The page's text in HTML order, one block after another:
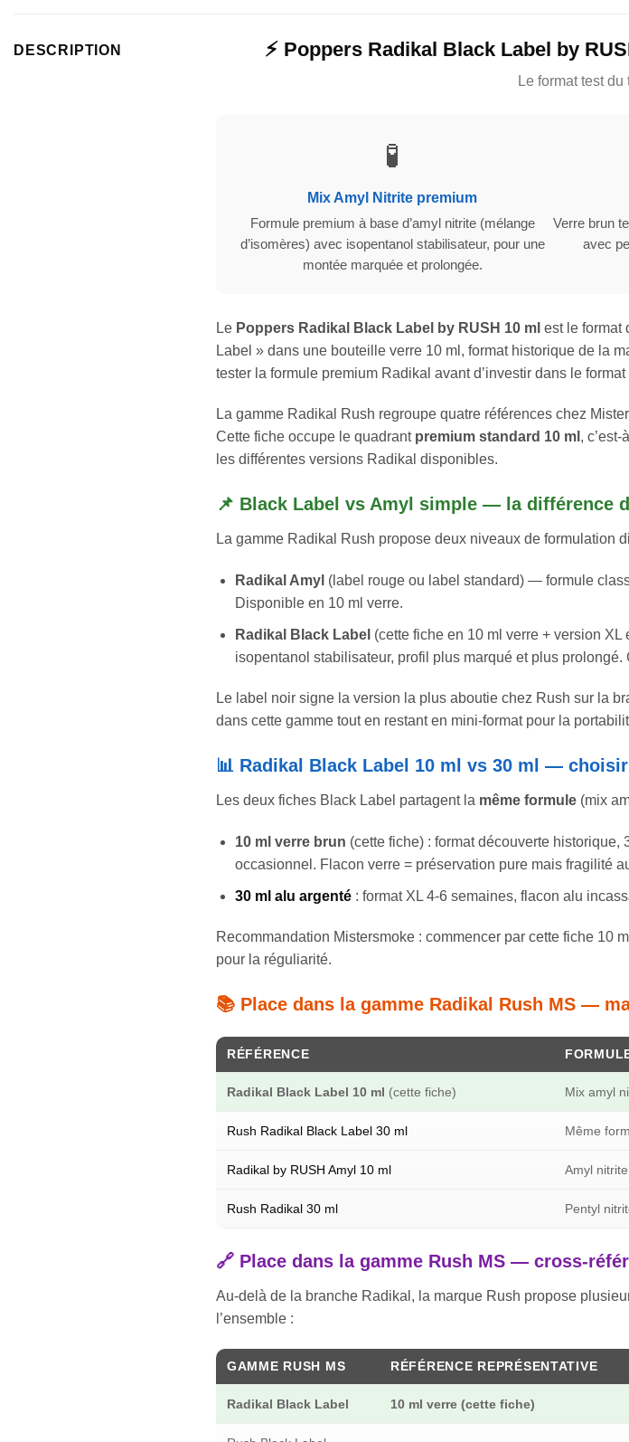
DESCRIPTION ⚡ Poppers Radikal Black Label by
Le format test
🧪
Mix Amyl Nitrite premium
Formule premium à base d’amyl nitrite (mélange
d’isomères) avec isopentanol stabilisateur, pour une
montée marquée et prolongée.
Verre brun
avec
Le Poppers Radikal Black Label by RUSH 10 ml est le format
Label » dans une bouteille verre 10 ml, format historique de la
tester la formule premium Radikal avant d’investir dans le
La gamme Radikal Rush regroupe quatre références chez
Cette fiche occupe le quadrant premium standard 10 ml ,
les différentes versions Radikal disponibles.
📌 Black Label vs Amyl simple — la différence
La gamme Radikal Rush propose deux niveaux de formulation
Radikal Amyl (label rouge ou label standard) — formule
Disponible en 10 ml verre.
Radikal Black Label (cette fiche en 10 ml verre + version
isopentanol stabilisateur, profil plus marqué et plus
Le label noir signe la version la plus aboutie chez Rush sur la
dans cette gamme tout en restant en mini-format pour la
📊 Radikal Black Label 10 ml vs 30 ml —
Les deux fiches Black Label partagent la même formule (mix
10 ml verre brun (cette fiche) : format découverte
occasionnel. Flacon verre = préservation pure mais fragilité
30 ml alu argenté: format XL 4-6 semaines, flacon alu
Recommandation Mistersmoke : commencer par cette fiche 10
pour la réguliarité.
📚 Place dans la gamme Radikal Rush MS —
RÉFÉRENCE
Radikal Black Label 10 ml (cette fiche) Mix amyl
Rush Radikal Black Label 30 ml Même
Radikal by RUSH Amyl 10 ml Amyl
Rush Radikal 30 ml Pentyl
🔗 Place dans la gamme Rush MS — cross-
Au-delà de la branche Radikal, la marque Rush propose
l’ensemble :
GAMME RUSH MS RÉFÉRENCE REPRÉSENTATIVE
Radikal Black Label 10 ml verre (cette fiche)